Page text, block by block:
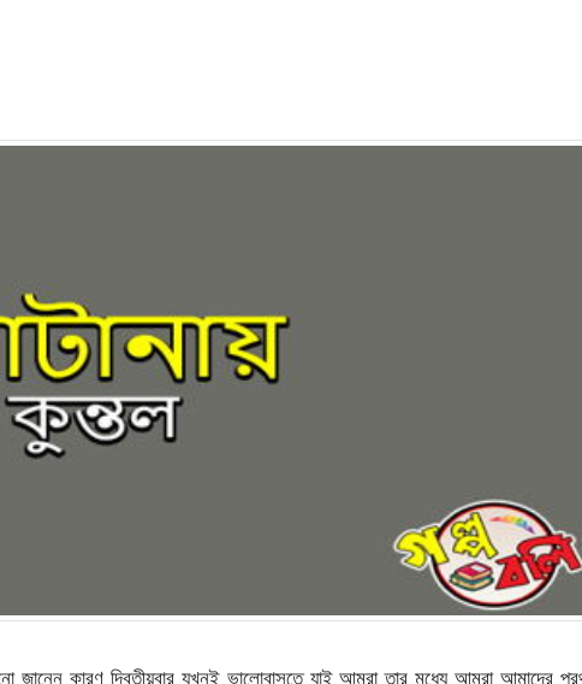
জানেন কারণ দ্বিতীয়বার যখনই ভালোবাসতে যাই আমরা তার মধ্যে আমরা আমাদের